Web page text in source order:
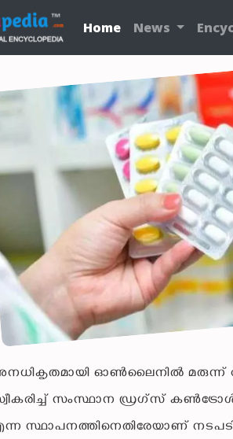
Home News
ഓണ്‍ലൈനില്‍ മരുന്ന്
സംസ്ഥാന ഡ്രഗ്‌സ്
സ്ഥാപനത്തിനെതിരേയാണ് നടപടി